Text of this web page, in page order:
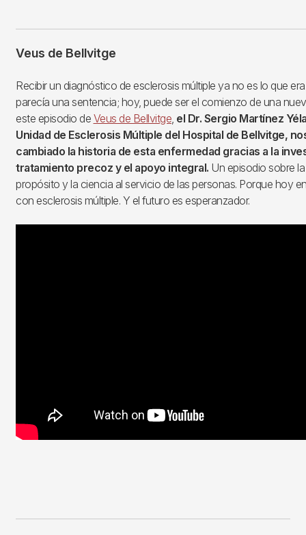
Veus de Bellvitge
Recibir un diagnóstico de esclerosis múltiple ya no es lo que
parecía una sentencia; hoy, puede ser el comienzo de una
este episodio de Veus de Bellvitge el Dr. Sergio Martínez
Unidad de Esclerosis Múltiple del Hospital de Bellvitge,
cambiado la historia de esta enfermedad gracias a la
tratamiento precoz y el apoyo integral. Un episodio sobre
propósito y la ciencia al servicio de las personas. Porque hoy
con esclerosis múltiple. Y el futuro es esperanzador.